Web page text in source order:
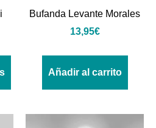
Bufanda Levante Morales
13,95€
Añadir al carrito